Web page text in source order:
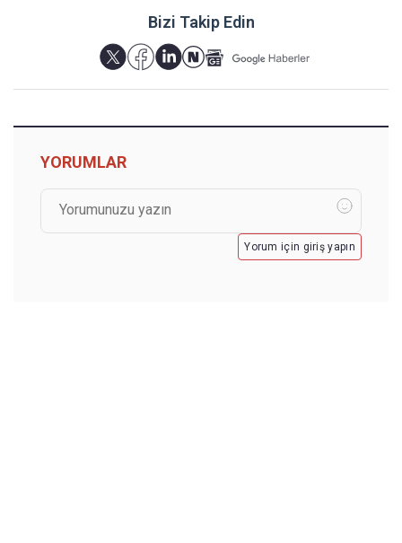
Bizi Takip Edin
YORUMLAR
Yorum için giriş yapın